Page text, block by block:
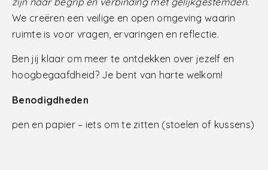
We creëren een veilige en open omgeving waarin
ruimte is voor vragen, ervaringen en reflectie.
Ben jij klaar om meer te ontdekken over jezelf en
hoogbegaafdheid? Je bent van harte welkom!
Benodigdheden
pen en papier – iets om te zitten (stoelen of kussens)